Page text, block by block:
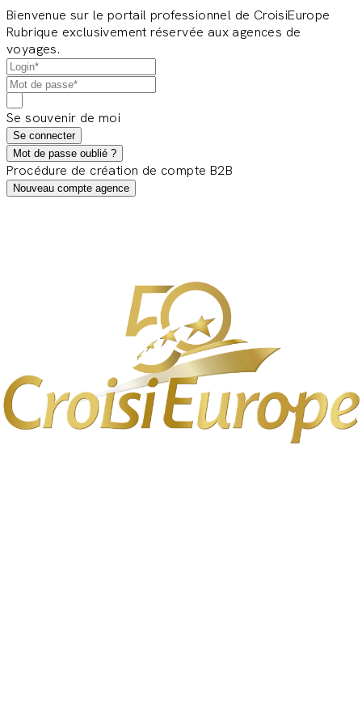
Bienvenue sur le portail professionnel de CroisiEurope
Rubrique exclusivement réservée aux agences de
voyages.
Se souvenir de moi
Se connecter
Mot de passe oublié ?
Procédure de création de compte B2B
Nouveau compte agence